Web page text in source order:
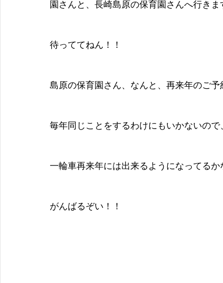
園さんと、長崎島原の保育園さんへ行きま
待っててねん！！
島原の保育園さん、なんと、再来年のご
毎年同じことをするわけにもいかないの
一輪車再来年には出来るようになってるか
がんばるぞい！！